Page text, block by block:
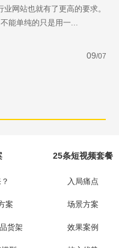
网站也就有了更高的要求。
能单纯的只是用一...
09/07
案
货架
25条短视频套餐
入局痛点
场景方案
效果案例